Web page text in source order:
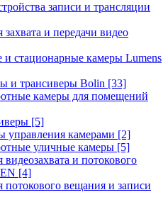
записи и трансляции
и передачи видео
стационарные камеры Lumens
и трансиверы Bolin [33]
камеры для помещений
[5]
управления камерами [2]
уличные камеры [5]
и потокового
[4]
потокового вещания и записи